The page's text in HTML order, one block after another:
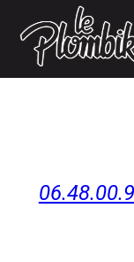
Panneau de gestion